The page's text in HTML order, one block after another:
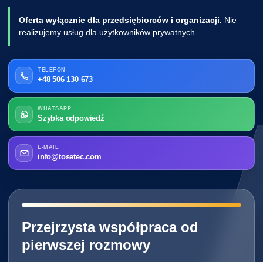
Oferta wyłącznie dla przedsiębiorców i organizacji. Nie
realizujemy usług dla użytkowników prywatnych.
TELEFON
+48 506 130 673
WHATSAPP
Szybka odpowiedź
E-MAIL
info@tosetec.com
━━━━━━━━━━━━━━━━━━━━━━━━━━━━
Przejrzysta współpraca od
pierwszej rozmowy